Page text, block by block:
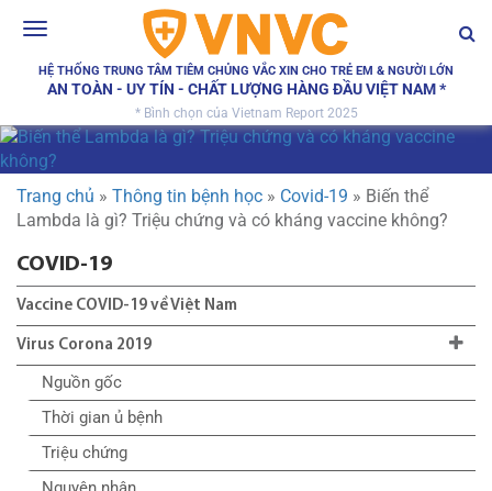
Toggle
HỆ THỐNG TRUNG TÂM TIÊM CHỦNG VẮC XIN CHO TRẺ EM & NGƯỜI LỚN
AN TOÀN - UY TÍN - CHẤT LƯỢNG HÀNG ĐẦU VIỆT NAM *
* Bình chọn của Vietnam Report 2025
Trang chủ » Thông tin bệnh học » Covid-19 » Biến thể
Lambda là gì? Triệu chứng và có kháng vaccine không?
COVID-19
Vaccine COVID-19 về Việt Nam
Virus Corona 2019
Nguồn gốc
Thời gian ủ bệnh
Triệu chứng